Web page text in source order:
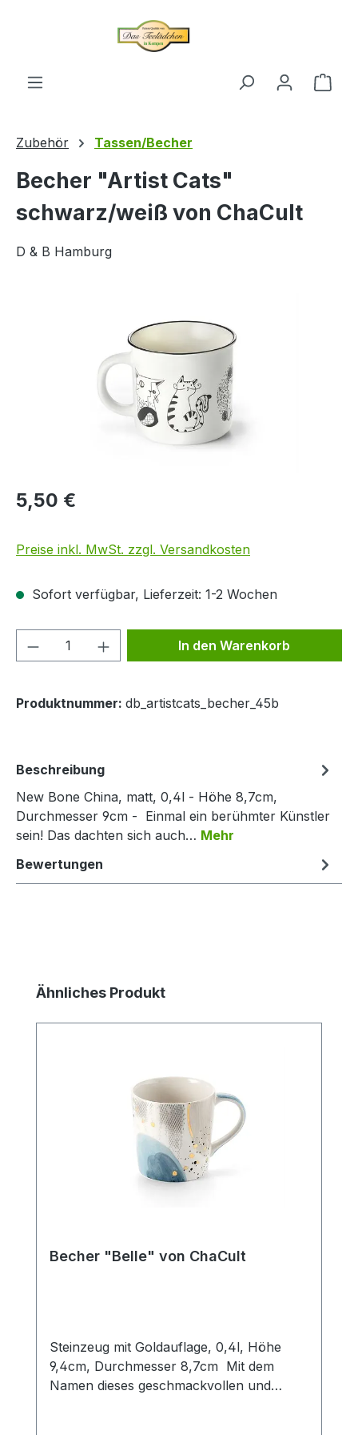
Zubehör Tassen/Becher
Becher "Artist Cats"
schwarz/weiß von ChaCult
D & B Hamburg
5,50 €
Preise inkl. MwSt. zzgl. Versandkosten
Sofort verfügbar, Lieferzeit: 1-2 Wochen
Produkt Anzahl: Gib denIn den Warenkorb
Produktnummer: db_artistcats_becher_45b
Beschreibung
New Bone China, matt, 0,4l - Höhe 8,7cm,
Durchmesser 9cm - Einmal ein berühmter Künstler
sein! Das dachten sich auch… Mehr
Bewertungen
Produktgalerie überspringen
Ähnliches Produkt
Becher "Belle" von ChaCult
Steinzeug mit Goldauflage, 0,4l, Höhe
9,4cm, Durchmesser 8,7cm Mit dem
Namen dieses geschmackvollen und